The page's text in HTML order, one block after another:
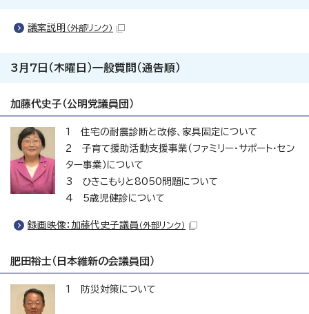
議案説明 （外部リンク）
3月7日（木曜日）一般質問（通告順）
加藤代史子（公明党議員団）
1 住宅の耐震診断と改修、家具固定について
2 子育て援助活動支援事業（ファミリー・サポート・セン
ター事業）について
3 ひきこもりと8050問題について
4 5歳児健診について
録画映像：加藤代史子議員 （外部リンク）
肥田裕士（日本維新の会議員団）
1 防災対策について